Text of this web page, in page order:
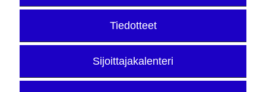
Tiedotteet
Sijoittajakalenteri